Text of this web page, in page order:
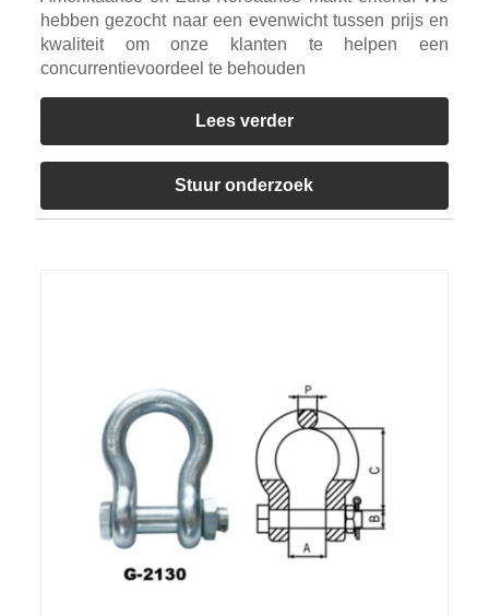
hebben gezocht naar een evenwicht tussen prijs en
kwaliteit om onze klanten te helpen een
concurrentievoordeel te behouden
Lees verder
Stuur onderzoek